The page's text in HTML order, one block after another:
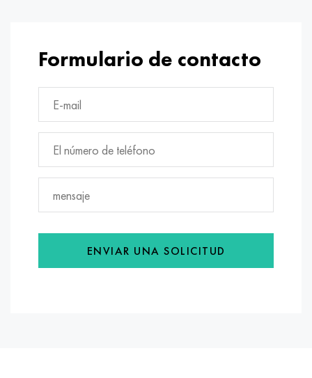
Formulario de contacto
ENVIAR UNA SOLICITUD